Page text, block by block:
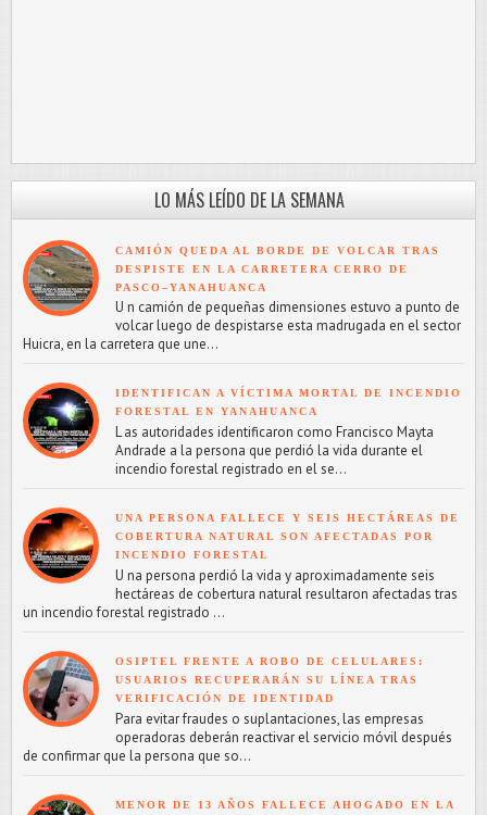
LO MÁS LEÍDO DE LA SEMANA
CAMIÓN QUEDA AL BORDE DE VOLCAR TRAS
DESPISTE EN LA CARRETERA CERRO DE
PASCO–YANAHUANCA
U n camión de pequeñas dimensiones estuvo a punto de
volcar luego de despistarse esta madrugada en el sector
Huicra, en la carretera que une...
IDENTIFICAN A VÍCTIMA MORTAL DE INCENDIO
FORESTAL EN YANAHUANCA
L as autoridades identificaron como Francisco Mayta
Andrade a la persona que perdió la vida durante el
incendio forestal registrado en el se...
UNA PERSONA FALLECE Y SEIS HECTÁREAS DE
COBERTURA NATURAL SON AFECTADAS POR
INCENDIO FORESTAL
U na persona perdió la vida y aproximadamente seis
hectáreas de cobertura natural resultaron afectadas tras
un incendio forestal registrado ...
OSIPTEL FRENTE A ROBO DE CELULARES:
USUARIOS RECUPERARÁN SU LÍNEA TRAS
VERIFICACIÓN DE IDENTIDAD
Para evitar fraudes o suplantaciones, las empresas
operadoras deberán reactivar el servicio móvil después
de confirmar que la persona que so...
MENOR DE 13 AÑOS FALLECE AHOGADO EN LA